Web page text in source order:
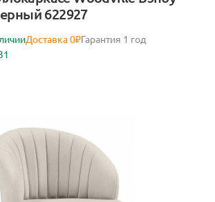
622927
Доставка 0₽Гарантия 1 год